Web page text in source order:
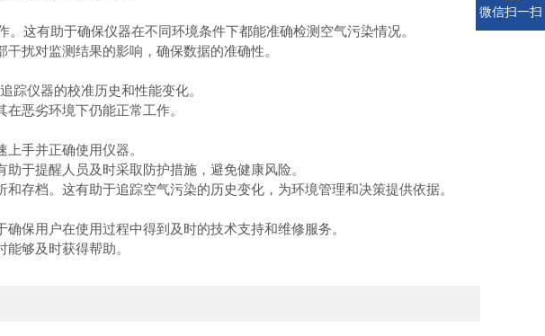
这有助于确保仪器在不同环境条件下都能准确检测空气污染情况。
扰对监测结果的影响，确保数据的准确性。
踪仪器的校准历史和性能变化。
在恶劣环境下仍能正常工作。
上手并正确使用仪器。
于提醒人员及时采取防护措施，避免健康风险。
存档。这有助于追踪空气污染的历史变化，为环境管理和决策提供依据。
保用户在使用过程中得到及时的技术支持和维修服务。
够及时获得帮助。
微信扫一扫